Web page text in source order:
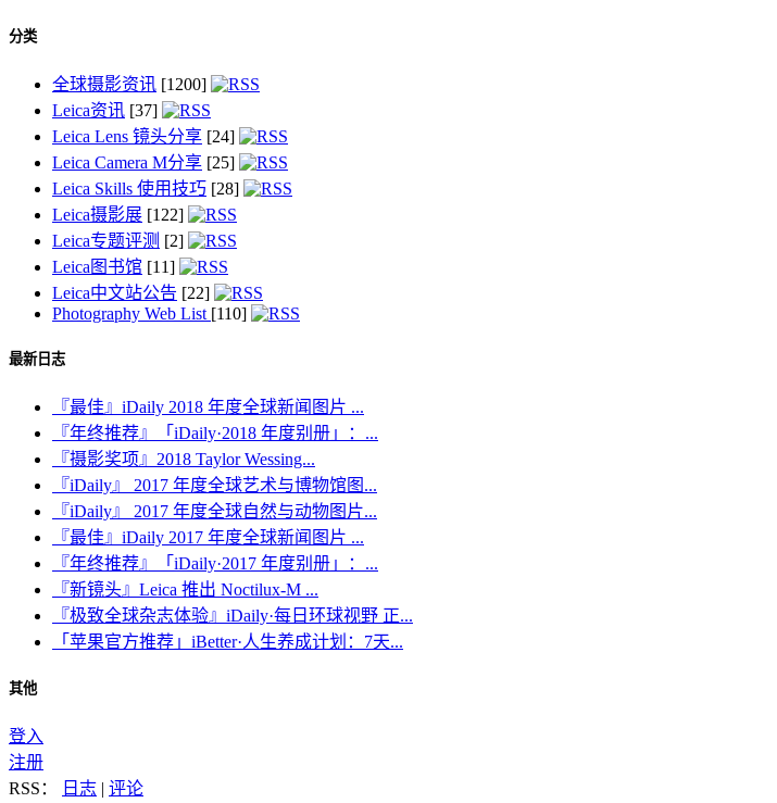
分类
全球摄影资讯 [1200]
Leica资讯 [37]
Leica Lens 镜头分享 [24]
Leica Camera M分享 [25]
Leica Skills 使用技巧 [28]
Leica摄影展 [122]
Leica专题评测 [2]
Leica图书馆 [11]
Leica中文站公告 [22]
Photography Web List [110]
最新日志
『最佳』iDaily 2018 年度全球新闻图片 ...
『年终推荐』「iDaily·2018 年度别册」：...
『摄影奖项』2018 Taylor Wessing...
『iDaily』 2017 年度全球艺术与博物馆图...
『iDaily』 2017 年度全球自然与动物图片...
『最佳』iDaily 2017 年度全球新闻图片 ...
『年终推荐』「iDaily·2017 年度别册」：...
『新镜头』Leica 推出 Noctilux-M ...
『极致全球杂志体验』iDaily·每日环球视野 正...
「苹果官方推荐」iBetter·人生养成计划：7天...
其他
登入
注册
RSS：
日志 | 评论